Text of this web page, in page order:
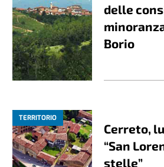
delle
Borio
TERRITORIO
Cerreto,
“San
stelle”